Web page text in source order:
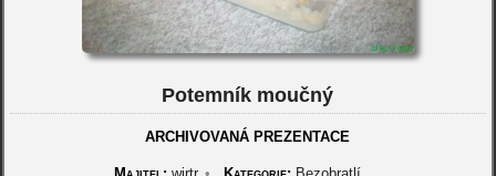
Potemník moučný
ARCHIVOVANÁ PREZENTACE